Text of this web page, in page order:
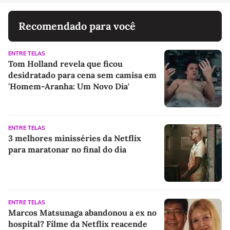
Recomendado para você
ENTRE TELAS
Tom Holland revela que ficou
desidratado para cena sem camisa em
'Homem-Aranha: Um Novo Dia'
ENTRE TELAS
3 melhores minisséries da Netflix
para maratonar no final do dia
ENTRE TELAS
Marcos Matsunaga abandonou a ex no
hospital? Filme da Netflix reacende